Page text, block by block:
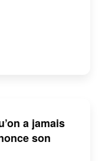
a jamais
son